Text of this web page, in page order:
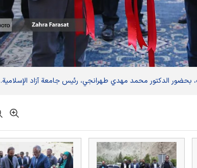
بحضور الدكتور محمد مهدي طهرانجي، رئيس جامعة آزاد الإسلامية.